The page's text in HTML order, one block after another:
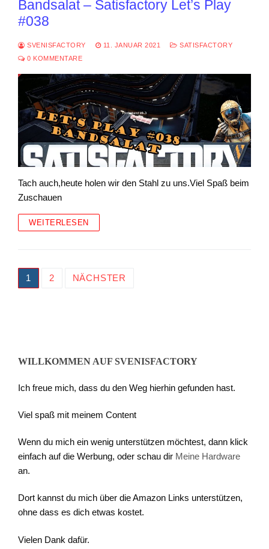
Bandsalat – Satisfactory Let’s Play
#038
SVENISFACTORY 11. JANUAR 2021
SATISFACTORY
0 KOMMENTARE
Tach auch,heute holen wir den Stahl zu uns.Viel Spaß beim
Zuschauen
WEITERLESEN
Seitennummerierung
1 2 NÄCHSTER
WILLKOMMEN AUF SVENISFACTORY
Ich freue mich, dass du den Weg hierhin gefunden hast.
Viel spaß mit meinem Content
Wenn du mich ein wenig unterstützen möchtest, dann klick
einfach auf die Werbung, oder schau dir Meine Hardware
an.
Dort kannst du mich über die Amazon Links unterstützen,
ohne dass es dich etwas kostet.
Vielen Dank dafür.